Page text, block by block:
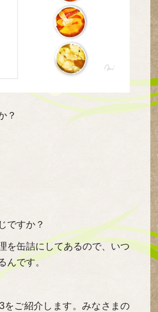
？
ですか？
を缶詰にしてあるので、いつ
んです。
をご紹介します。みなさまの